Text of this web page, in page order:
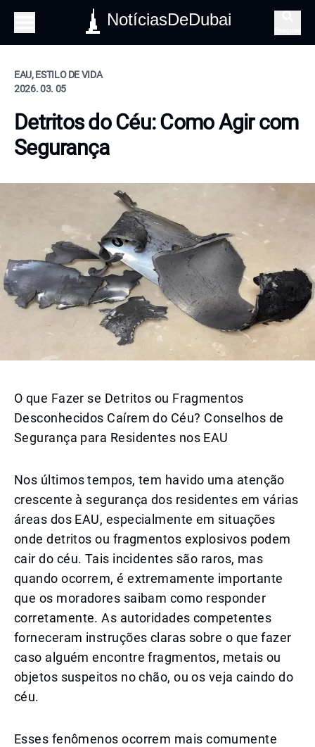
NotíciasDeDubai
EAU, ESTILO DE VIDA
2026. 03. 05
Detritos do Céu: Como Agir com
Segurança
O que Fazer se Detritos ou Fragmentos
Desconhecidos Caírem do Céu? Conselhos de
Segurança para Residentes nos EAU
Nos últimos tempos, tem havido uma atenção
crescente à segurança dos residentes em várias
áreas dos EAU, especialmente em situações
onde detritos ou fragmentos explosivos podem
cair do céu. Tais incidentes são raros, mas
quando ocorrem, é extremamente importante
que os moradores saibam como responder
corretamente. As autoridades competentes
forneceram instruções claras sobre o que fazer
caso alguém encontre fragmentos, metais ou
objetos suspeitos no chão, ou os veja caindo do
céu.
Esses fenômenos ocorrem mais comumente